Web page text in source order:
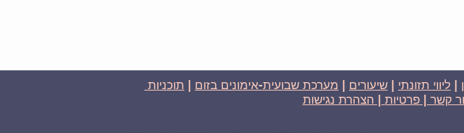
ליווי תזונתי שיעורים מערכת שבועית-אימונים בזום
תוכניות
קשר |פרטיות | הצהרת נגישות